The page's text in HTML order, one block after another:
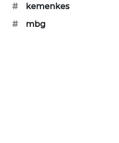
#
kemenkes
#
mbg
GARONGGANG